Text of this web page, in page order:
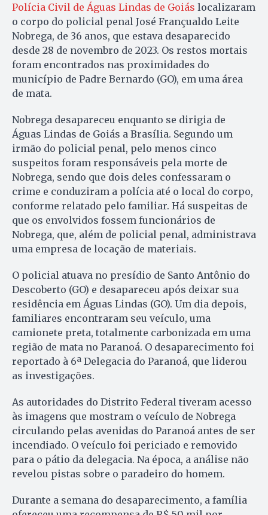
Polícia Civil de Águas Lindas de Goiás localizaram
o corpo do policial penal José Françualdo Leite
Nobrega, de 36 anos, que estava desaparecido
desde 28 de novembro de 2023. Os restos mortais
foram encontrados nas proximidades do
município de Padre Bernardo (GO), em uma área
de mata.
Nobrega desapareceu enquanto se dirigia de
Águas Lindas de Goiás a Brasília. Segundo um
irmão do policial penal, pelo menos cinco
suspeitos foram responsáveis pela morte de
Nobrega, sendo que dois deles confessaram o
crime e conduziram a polícia até o local do corpo,
conforme relatado pelo familiar. Há suspeitas de
que os envolvidos fossem funcionários de
Nobrega, que, além de policial penal, administrava
uma empresa de locação de materiais.
O policial atuava no presídio de Santo Antônio do
Descoberto (GO) e desapareceu após deixar sua
residência em Águas Lindas (GO). Um dia depois,
familiares encontraram seu veículo, uma
camionete preta, totalmente carbonizada em uma
região de mata no Paranoá. O desaparecimento foi
reportado à 6ª Delegacia do Paranoá, que liderou
as investigações.
As autoridades do Distrito Federal tiveram acesso
às imagens que mostram o veículo de Nobrega
circulando pelas avenidas do Paranoá antes de ser
incendiado. O veículo foi periciado e removido
para o pátio da delegacia. Na época, a análise não
revelou pistas sobre o paradeiro do homem.
Durante a semana do desaparecimento, a família